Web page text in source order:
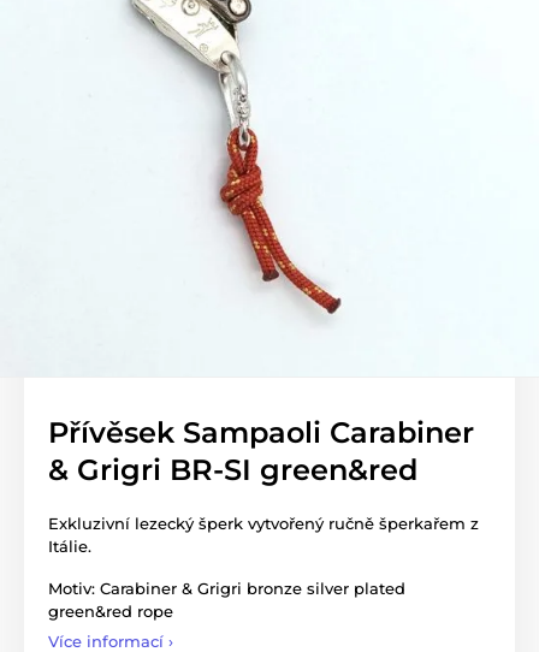
Přívěsek Sampaoli Carabiner
& Grigri BR-SI green&red
Exkluzivní lezecký šperk vytvořený ručně šperkařem z
Itálie.
Motiv: Carabiner & Grigri bronze silver plated
green&red rope
Více informací ›